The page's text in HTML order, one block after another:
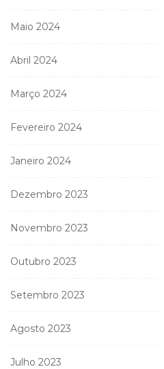
Maio 2024
Abril 2024
Março 2024
Fevereiro 2024
Janeiro 2024
Dezembro 2023
Novembro 2023
Outubro 2023
Setembro 2023
Agosto 2023
Julho 2023